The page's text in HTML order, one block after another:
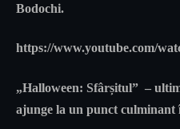
Bodochi.
https://www.youtube.com/
„Halloween: Sfârșitul” –
ajunge la un punct